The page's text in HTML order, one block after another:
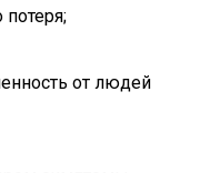
потеря;
от людей